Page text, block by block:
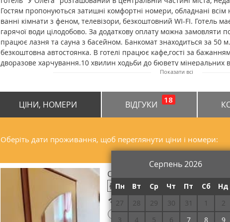
Гостям пропонуються затишні комфортні номери, обладнані всім
ванні кімнати з феном, телевізори, безкоштовний WI-FI. Готель
гарячої води цілодобово. За додаткову оплату можна замовляти
працює лазня та сауна з басейном. Банкомат знаходиться за 50 м.
безкоштовна автостоянка. В готелі працює кафе,гості за
дворазове харчування.10 хвилин ходьби до бювету мінеральних
до залізничного вокзалу Львова становить 80 км. Залізничний
Показати всі
ЦІНИ, НОМЕРИ ВІДГУКИ 18
Оберіть дати проживання, щоб переглянути ціни і номери:
Серпень 2026
Пн Вт Ср Чт Пт Сб
Нд
27
28 29 30 31 1
2
3
4 5 6 7 8
9
Стандарт одномісний
Безкоштовний Wi-Fi
! Потрібна передоплата